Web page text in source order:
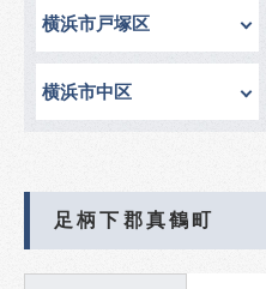
横浜市戸塚区
横浜市中区
足柄下郡真鶴町